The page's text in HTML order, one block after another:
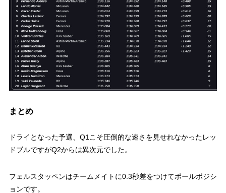
まとめ
ドライとなった予選、Q1こそ圧倒的な速さを見せれなかったレッ
ドブルですがQ2からは異次元でした。
フェルスタッペンはチームメイトに0.3秒差をつけてポールポジシ
ョンです。